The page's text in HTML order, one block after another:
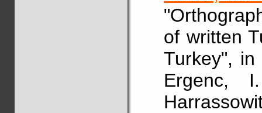
of written
Turkey", in
Ergenc,